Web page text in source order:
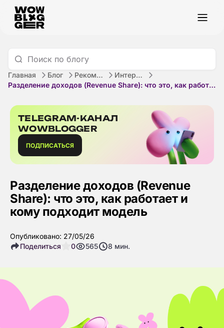
Главная Блог Рекомендации
Интернет-маркетинг
Разделение доходов (Revenue Share): что это, как работает и кому подходит модель
TELEGRAM-КАНАЛ
WOWBLOGGER
ПОДПИСАТЬСЯ
Разделение доходов (Revenue
Share): что это, как работает и
кому подходит модель
Опубликовано: 27/05/26
Поделиться
0 565 8 мин.